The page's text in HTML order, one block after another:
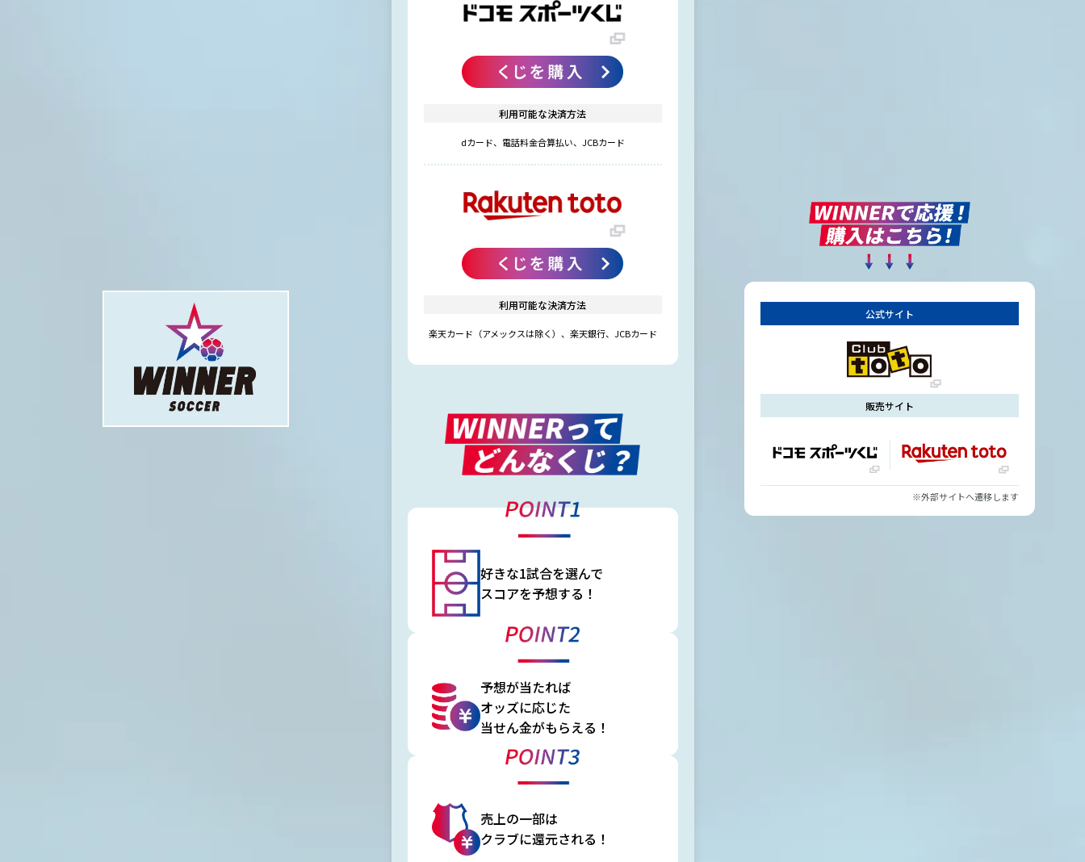
公式サイト
販売サイト
※外部サイトへ遷移します
利用可能な決済方法
dカード、電話料金合算払い、JCBカード
利用可能な決済方法
楽天カード（アメックスは除く）、楽天銀行、JCBカード
好きな1試合を選んで
スコアを予想する！
予想が当たれば
オッズに応じた
当せん金がもらえる！
売上の一部は
クラブに還元される！